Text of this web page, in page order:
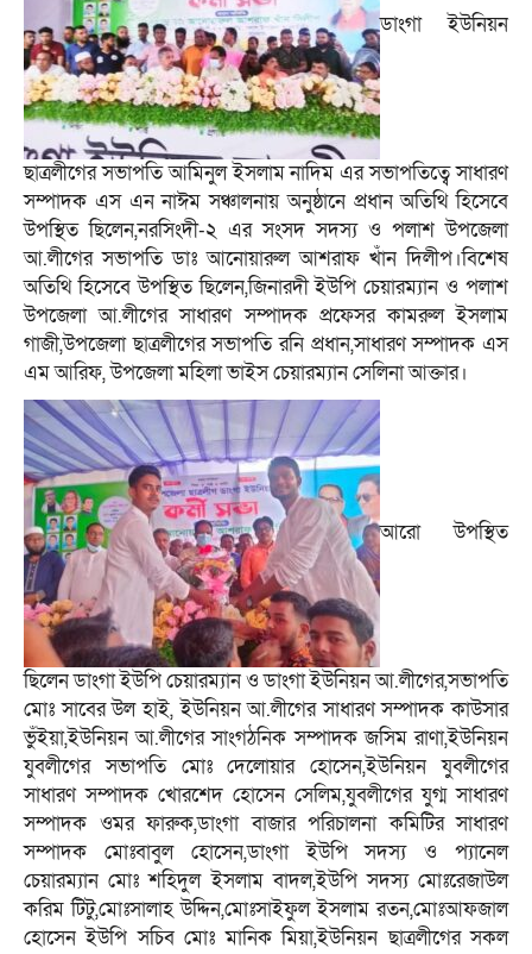
ডাংগা ইউনিয়ন
ছাত্রলীগের সভাপতি আমিনুল ইসলাম নাদিম এর সভাপতিত্বে সাধারণ
সম্পাদক এস এন নাঈম সঞ্চালনায় অনুষ্ঠানে প্রধান অতিথি হিসেবে
উপস্থিত ছিলেন,নরসিংদী-২ এর সংসদ সদস্য ও পলাশ উপজেলা
আ.লীগের সভাপতি ডাঃ আনোয়ারুল আশরাফ খাঁন দিলীপ।বিশেষ
অতিথি হিসেবে উপস্থিত ছিলেন,জিনারদী ইউপি চেয়ারম্যান ও পলাশ
উপজেলা আ.লীগের সাধারণ সম্পাদক প্রফেসর কামরুল ইসলাম
গাজী,উপজেলা ছাত্রলীগের সভাপতি রনি প্রধান,সাধারণ সম্পাদক এস
এম আরিফ, উপজেলা মহিলা ভাইস চেয়ারম্যান সেলিনা আক্তার।
আরো উপস্থিত
ছিলেন ডাংগা ইউপি চেয়ারম্যান ও ডাংগা ইউনিয়ন আ.লীগের,সভাপতি
মোঃ সাবের উল হাই, ইউনিয়ন আ.লীগের সাধারণ সম্পাদক কাউসার
ভুঁইয়া,ইউনিয়ন আ.লীগের সাংগঠনিক সম্পাদক জসিম রাণা,ইউনিয়ন
যুবলীগের সভাপতি মোঃ দেলোয়ার হোসেন,ইউনিয়ন যুবলীগের
সাধারণ সম্পাদক খোরশেদ হোসেন সেলিম,যুবলীগের যুগ্ম সাধারণ
সম্পাদক ওমর ফারুক,ডাংগা বাজার পরিচালনা কমিটির সাধারণ
সম্পাদক মোঃবাবুল হোসেন,ডাংগা ইউপি সদস্য ও প্যানেল
চেয়ারম্যান মোঃ শহিদুল ইসলাম বাদল,ইউপি সদস্য মোঃরেজাউল
করিম টিটু,মোঃসালাহ উদ্দিন,মোঃসাইফুল ইসলাম রতন,মোঃআফজাল
হোসেন ইউপি সচিব মোঃ মানিক মিয়া,ইউনিয়ন ছাত্রলীগের সকল